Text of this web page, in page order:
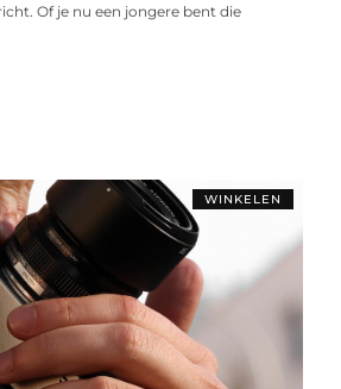
Of je nu een jongere bent die
WINKELEN